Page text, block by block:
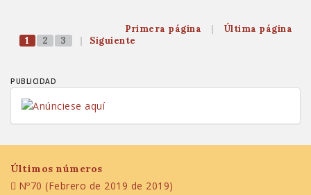
Primera página |
Última página
1
2 3 | Siguiente
PUBLICIDAD
Últimos números
Nº70 (Febrero de 2019 de 2019)